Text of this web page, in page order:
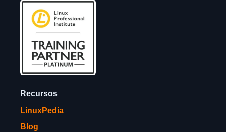
Recursos
LinuxPedia
Blog